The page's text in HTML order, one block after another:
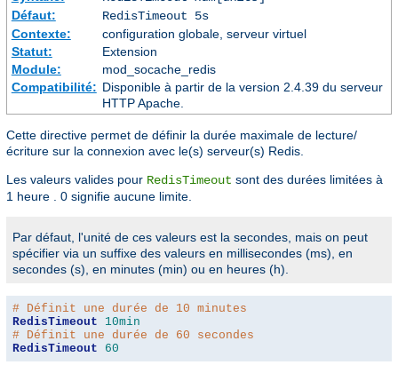
Défaut:
RedisTimeout 5s
Contexte:
configuration globale, serveur virtuel
Statut:
Extension
Module:
mod_socache_redis
Compatibilité: Disponible à partir de la version 2.4.39 du serveur
HTTP Apache.
Cette directive permet de définir la durée maximale de lecture/
écriture sur la connexion avec le(s) serveur(s) Redis.
Les valeurs valides pour RedisTimeout sont des durées limitées à
1 heure . 0 signifie aucune limite.
Par défaut, l'unité de ces valeurs est la secondes, mais on peut
spécifier via un suffixe des valeurs en millisecondes (ms), en
secondes (s), en minutes (min) ou en heures (h).
# Définit une durée de 10 minutes
RedisTimeout
10min
# Définit une durée de 60 secondes
RedisTimeout
60